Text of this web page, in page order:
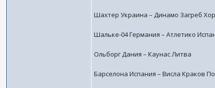
Шахтер Украина – Динамо Загреб
Шальке-04 Германия – Атлетико
Ольборг Дания – Каунас Литва
Барселона Испания – Висла Краков